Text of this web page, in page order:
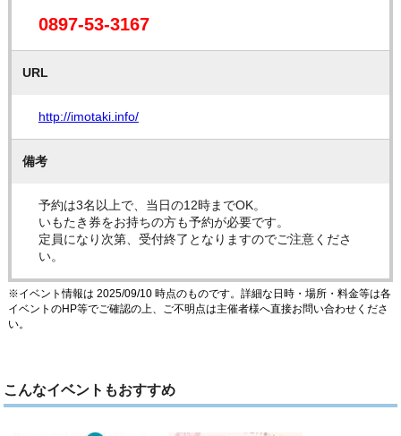
0897-53-3167
URL
http://imotaki.info/
備考
予約は3名以上で、当日の12時までOK。
いもたき券をお持ちの方も予約が必要です。
定員になり次第、受付終了となりますのでご注意くださ
い。
※イベント情報は 2025/09/10 時点のものです。詳細な日時・場所・料金等は各
イベントのHP等でご確認の上、ご不明点は主催者様へ直接お問い合わせくださ
い。
こんなイベントもおすすめ